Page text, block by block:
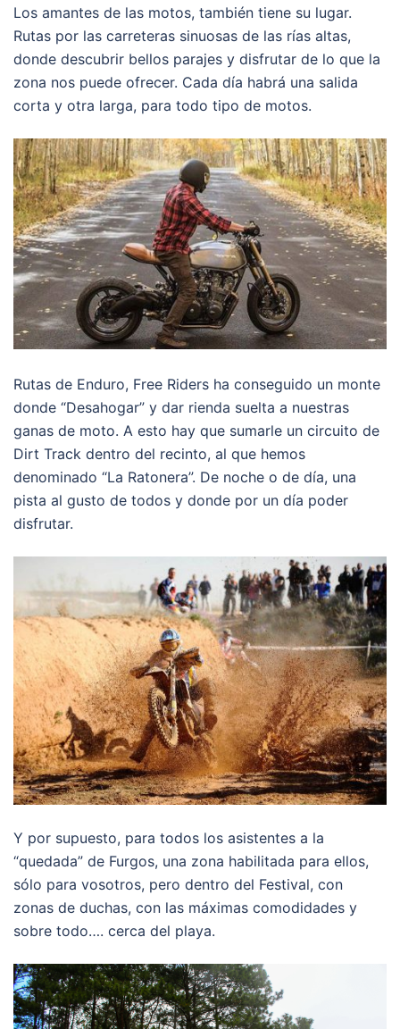
Los amantes de las motos, también tiene su lugar.
Rutas por las carreteras sinuosas de las rías altas,
donde descubrir bellos parajes y disfrutar de lo que la
zona nos puede ofrecer. Cada día habrá una salida
corta y otra larga, para todo tipo de motos.
Rutas de Enduro, Free Riders ha conseguido un monte
donde “Desahogar” y dar rienda suelta a nuestras
ganas de moto. A esto hay que sumarle un circuito de
Dirt Track dentro del recinto, al que hemos
denominado “La Ratonera”. De noche o de día, una
pista al gusto de todos y donde por un día poder
disfrutar.
Y por supuesto, para todos los asistentes a la
“quedada” de Furgos, una zona habilitada para ellos,
sólo para vosotros, pero dentro del Festival, con
zonas de duchas, con las máximas comodidades y
sobre todo…. cerca del playa.